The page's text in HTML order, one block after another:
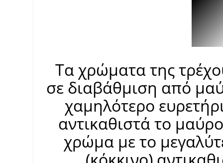
Τα χρώματα της
σε διαβάθμιση από
χαμηλότερο
αντικαθιστά το
χρώμα με το